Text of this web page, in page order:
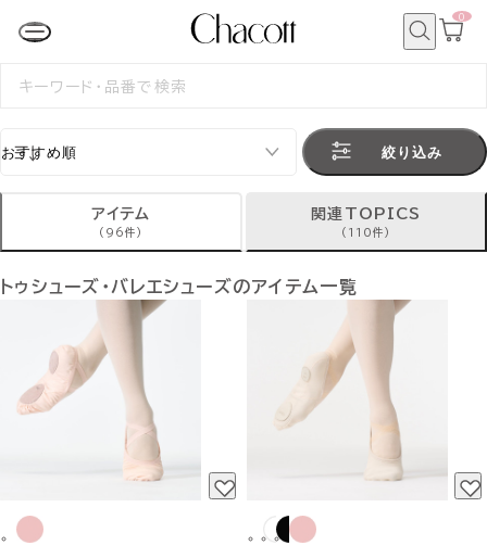
カ
0
検
絞り込み
アイテム
(96件)
関連TOPICS
(110件)
トゥシューズ・バレエシューズのアイテム一覧